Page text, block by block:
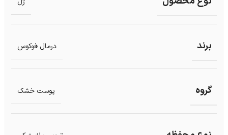
برند درمال فوکوس
گروه پوست خشک